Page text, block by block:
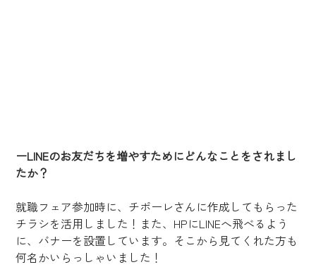
ーLINEのお友だちを増やすためにどんなことをされまし
たか？
就職フェア参加時に、チポーレさんに作成してもらった
チラシを活用しました！また、HPにLINEへ飛べるよう
に、バナーを設置しています。そこから見てくれた方も
何名かいらっしゃいました！